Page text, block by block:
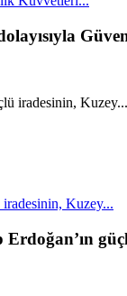
iradesinin, Kuzey...